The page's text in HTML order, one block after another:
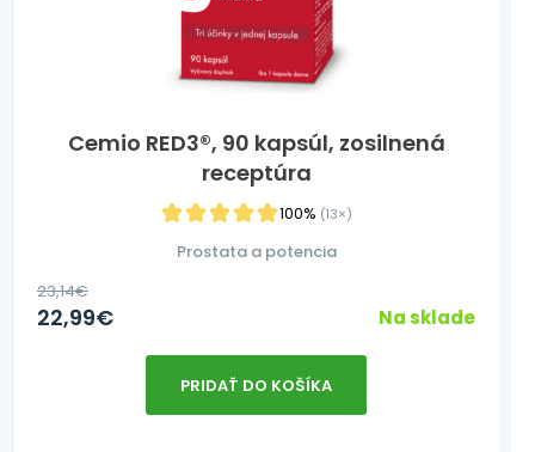
Cemio RED3®, 90 kapsúl, zosilnená
receptúra
100% (13×)
Prostata a potencia
23,14€
22,99€ Na sklade
PRIDAŤ DO KOŠÍKA